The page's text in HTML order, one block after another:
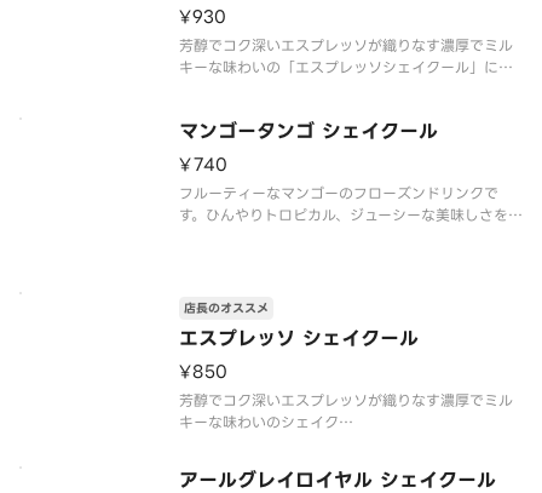
¥930
芳醇でコク深いエスプレッソが織りなす濃厚でミル
キーな味わいの「エスプレッソシェイクール」にホ
※食物アレルギー・エネルギー情報に関しては、タ
リーズコーヒージャパン公式ホームページをご覧く
ださい。※写真はイメージです。
マンゴータンゴ シェイクール
¥740
フルーティーなマンゴーのフローズンドリンクで
す。ひんやりトロピカル、ジューシーな美味しさを
ださい。※写真はイメージです。
エスプレッソ シェイクール
店長のオススメ
¥850
芳醇でコク深いエスプレッソが織りなす濃厚でミル
キーな味わいのシェイク
※食物アレルギー・エネルギー情報に関しては、タ
リーズコーヒージャパン公式ホームページをご覧く
アールグレイロイヤル シェイクール